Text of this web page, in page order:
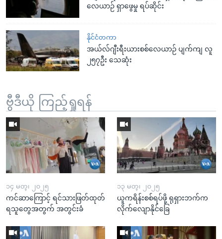
လေယာဉ် ရှာဖွေမှု ရပ်ဆိုင်း
နိုင်ငံတကာ
အယ်လ်ဂျီးရီးယားစစ်လေယာဉ် ပျက်ကျ လူ
၂၅၇ဦး သေဆုံး
ဗွီဒီယို ကြည့်ရှုရန်
၁၄ မတ္၊ ၂၀၂၅
ကင်ဆာကြောင့် ရင်သားဖြတ်ထုတ်
ရသူတွေအတွက် အတွင်းခံ
၁၃ မတ္၊ ၂၀၂၅
ယူကရိန်းစစ်ရပ်ဖို့ ရုရှားဘက်က
လိုက်လျောနိုင်ခြေ